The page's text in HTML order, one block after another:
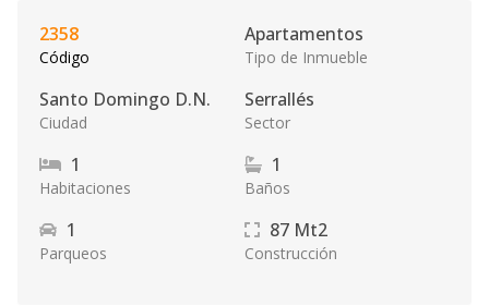
2358
Código
Apartamentos
Tipo de Inmueble
Santo Domingo D.N.
Ciudad
Serrallés
Sector
1
Habitaciones
1
Baños
1
Parqueos
87 Mt2
Construcción